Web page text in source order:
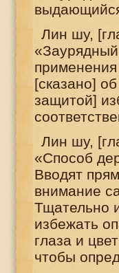
Лин шу,
«Заурядный
[сказано]
защитой]
Лин шу,
«Способ
Вводят
внимание
Тщательно
избежать
глаза и
чтобы